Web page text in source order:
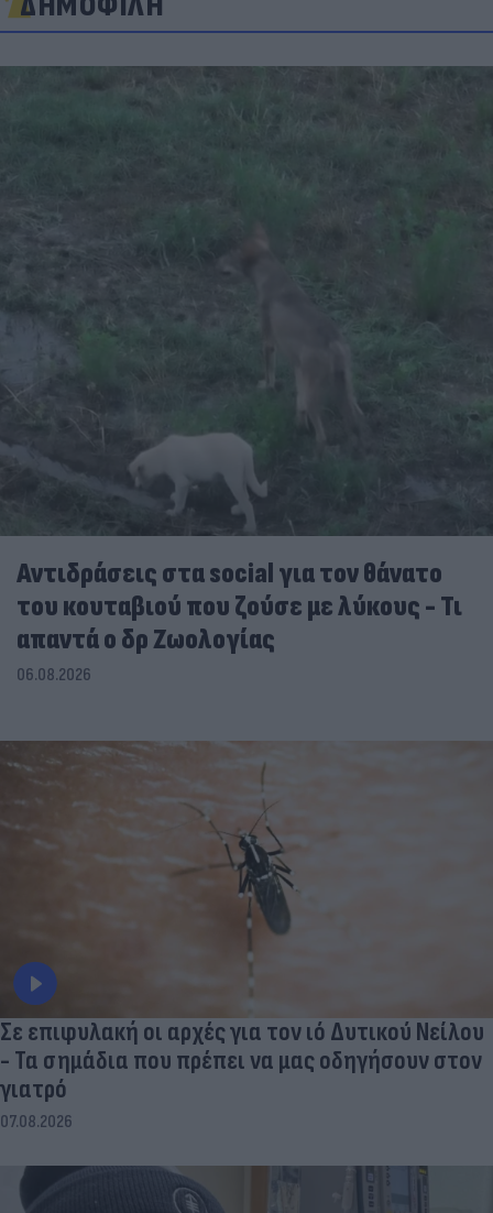
Αντιδράσεις στα social για τον θάνατο
του κουταβιού που ζούσε με λύκους - Τι
απαντά ο δρ Ζωολογίας
06.08.2026
Σε επιφυλακή οι αρχές για τον ιό Δυτικού Νείλου
- Τα σημάδια που πρέπει να μας οδηγήσουν στον
γιατρό
07.08.2026